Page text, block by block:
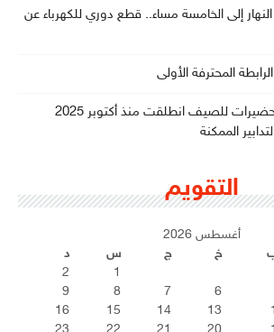
إلى الخامسة مساء.. قطع دوري للكهرباء عن
المحترفة الأولى
مسؤولة بالستاغ: التحضيرات للصيف انطلقت منذ أكتوبر 2025
الممكنة
التقويم
أغسطس 2026
خ ج س
د
1
2
6
7
8
9
13
14
15
16